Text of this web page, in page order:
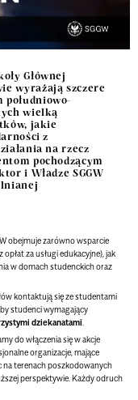
Głównej
wyrażają szczere
południowo-
wielką
jakie
z
na rzecz
pochodzącym
i Władze SGGW
obejmuje zarówno wsparcie
za usługi edukacyjne), jak
w domach studenckich oraz
kontaktują się ze studentami
studenci wymagający
dziekanatami
do włączenia się w akcje
organizacje, mające
na terenach poszkodowanych
perspektywie. Każdy odruch